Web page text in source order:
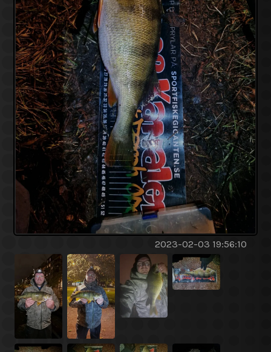
2023-02-03 19:56:10